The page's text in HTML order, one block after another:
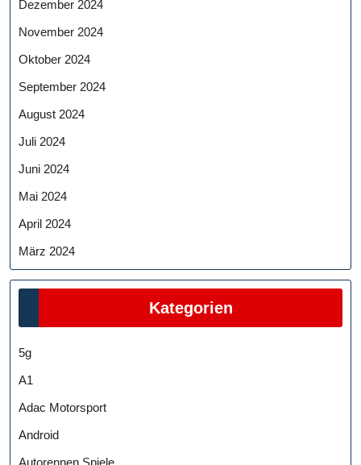
Dezember 2024
November 2024
Oktober 2024
September 2024
August 2024
Juli 2024
Juni 2024
Mai 2024
April 2024
März 2024
Kategorien
5g
A1
Adac Motorsport
Android